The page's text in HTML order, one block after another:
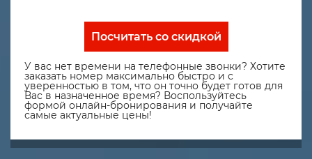
Посчитать со скидкой
У вас нет времени на телефонные звонки? Хотите
заказать номер максимально быстро и с
уверенностью в том, что он точно будет готов для
Вас в назначенное время? Воспользуйтесь
формой онлайн-бронирования и получайте
самые актуальные цены!